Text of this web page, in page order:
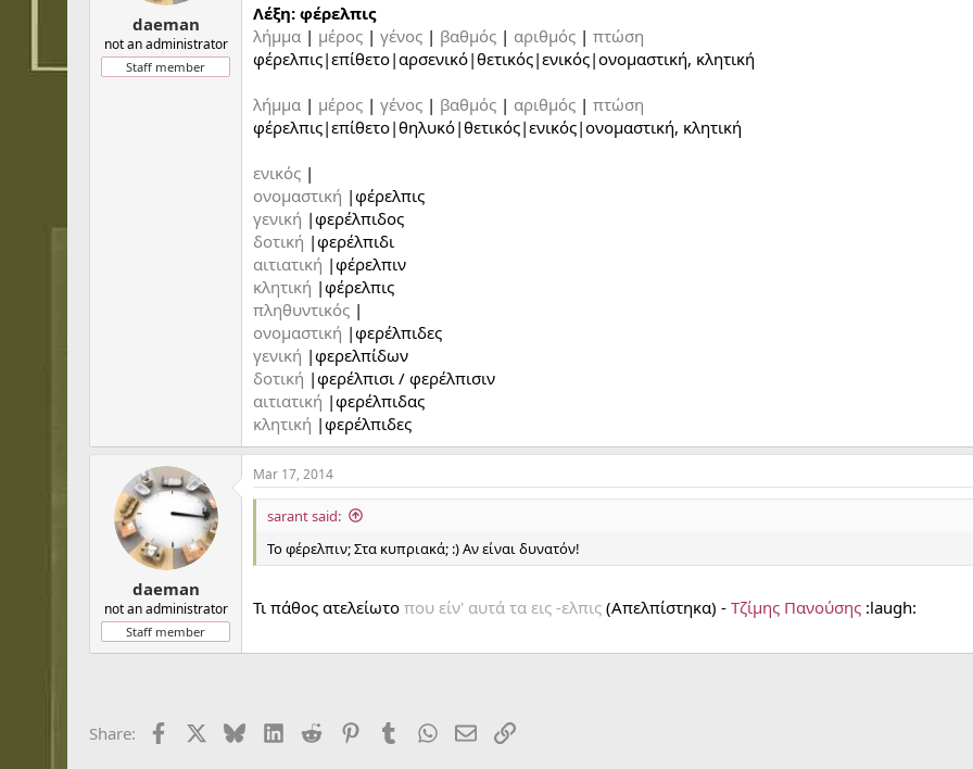
daeman
not an administrator
Staff member
Λέξη: φέρελπις
λήμμα | μέρος | γένος | βαθμός | αριθμός | πτώση
φέρελπις|επίθετο|αρσενικό|θετικός|ενικός|ονομαστική, κλητική
λήμμα | μέρος | γένος | βαθμός | αριθμός | πτώση
φέρελπις|επίθετο|θηλυκό|θετικός|ενικός|ονομαστική, κλητική
ενικός |
ονομαστική |φέρελπις
γενική |φερέλπιδος
δοτική |φερέλπιδι
αιτιατική |φέρελπιν
κλητική |φέρελπις
πληθυντικός |
ονομαστική |φερέλπιδες
γενική |φερελπίδων
δοτική |φερέλπισι / φερέλπισιν
αιτιατική |φερέλπιδας
κλητική |φερέλπιδες
daeman
not an administrator
Staff member
Mar 17, 2014
sarant said:
Το φέρελπιν; Στα κυπριακά; :) Αν είναι δυνατόν!
Τι πάθος ατελείωτο που είν' αυτά τα εις -ελπις (Απελπίστηκα) - Τζίμης Πανούσης :laugh:
Share: Facebook BlueskyLinkedIn
Reddit PinterestTumblrWhatsApp
EmailLink